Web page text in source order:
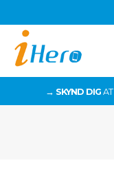
→ SKYND DIG